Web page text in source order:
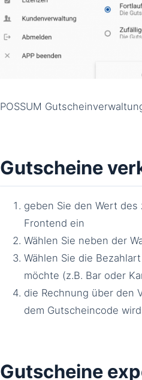
POSSUM
Gutscheine
geben Sie den Wert
Frontend ein
Wählen Sie neben der
Wählen Sie die
möchte (z.B. Bar oder
die Rechnung über den
dem Gutscheincode
Gutscheine